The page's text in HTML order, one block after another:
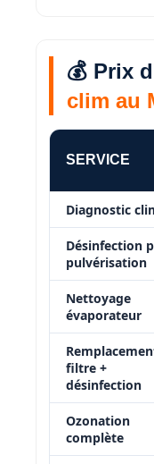
💰 Prix
clim au
SERVICE
Diagnostic
Désinfection
pulvérisation
Nettoyage
évaporateur
filtre +
désinfection
Ozonation
complète